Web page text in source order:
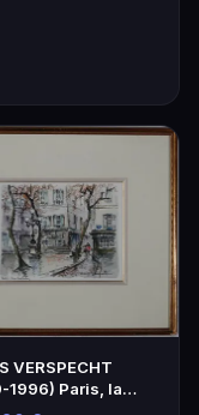
VERSPECHT
1996) Paris, la
Furstenberg, aqu…